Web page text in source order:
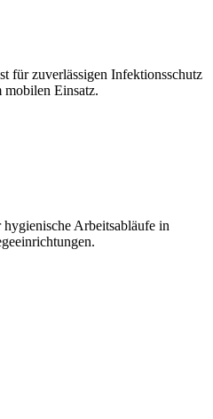
für zuverlässigen Infektionsschutz
Einsatz.
Arbeitsabläufe in